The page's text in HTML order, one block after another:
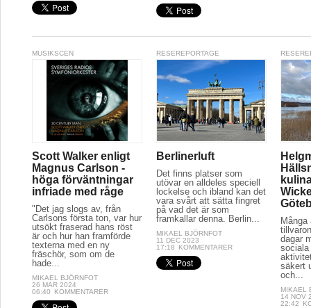
MUSIKSCEN
Scott Walker enligt
Magnus Carlson -
höga förväntningar
infriade med råge
"Det jag slogs av, från
Carlsons första ton, var hur
utsökt fraserad hans röst
är och hur han framförde
texterna med en ny
fräschör, som om de
hade...
MIKAEL BJÖRNFOT
26 MAR 2024
06:40
KOMMENTARER
RESEREPORTAGE
Berlinerluft
Det finns platser som
utövar en alldeles speciell
lockelse och ibland kan det
vara svårt att sätta fingret
på vad det är som
framkallar denna. Berlin...
MIKAEL BJÖRNFOT
11 DEC 2023
17:18
KOMMENTARER
dagar
säkert
och...
MIKAEL
14 NOV
22:42